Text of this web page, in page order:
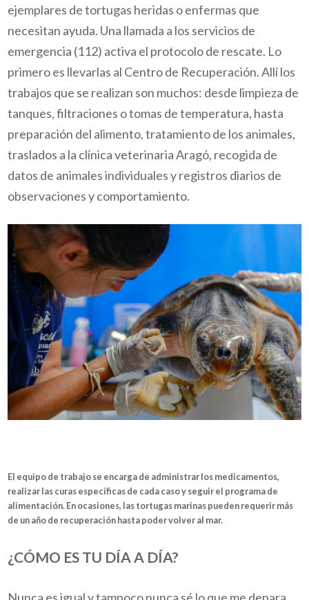
ejemplares de tortugas heridas o enfermas que
necesitan ayuda. Una llamada a los servicios de
emergencia (112) activa el protocolo de rescate. Lo
primero es llevarlas al Centro de Recuperación. Allí los
trabajos que se realizan son muchos: desde limpieza de
tanques, filtraciones o tomas de temperatura, hasta
preparación del alimento, tratamiento de los animales,
traslados a la clínica veterinaria Aragó, recogida de
datos de animales individuales yregistros diarios de
observaciones y comportamiento.
El equipo de trabajo se encarga de administrar los medicamentos,
realizar las curas específicas de cada caso y seguir el programa de
alimentación. En ocasiones, las tortugas marinas pueden requerir más
de un año de recuperación hasta poder volver al mar.
¿CÓMO ES TU DÍA A DÍA?